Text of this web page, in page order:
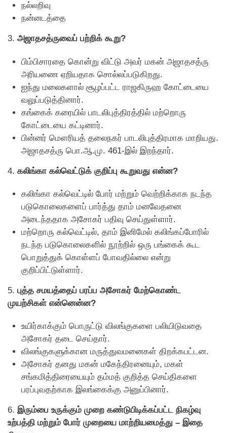
நல்லறிவு
நன்னடத்தை
3. அஜாதசத்ருவைப் பற்றிக் கூறு?
பிம்பிசாரதை கொன்று விட்டு அவர் மகன் அஜாதசத்ரு
அரியணை ஏறியதாக சொல்லப்படுகிறது.
ஐந்து மலைகளால் சூழப்பட்ட ராஜகிருஹ கோட்டையை
வலுப்படுத்தினார்.
கங்கைக் கரையில் பாடலிபுத்திரத்தில் மற்றொரு
கோட்டையை கட்டினார்.
பின்னர் மெளரியத் தலைநகர் பாடலிபுத்திரமாக மாறியது.
அஜாதசத்ரு பொ.ஆ.மு. 461-இல் இறந்தார்.
4. கலிங்கா கல்வெட்டுக் குறிப்பு கூறுவது என்ன?
கலிங்கா கல்வெட்டில் போர் மற்றும் வெற்றிக்காக நடந்த
படுகொலைகளைப் பார்த்து தாம் மனவேதனை
அடைந்ததாக அசோகர் பதிவு செய்துள்ளார்.
மற்றொரு கல்வெட்டில், தாம் இனிமேல் கலிங்கப்போரில்
நடந்த படுகொலைகளில் நூற்றில் ஒரு பங்கைக் கூட
பொறுத்துக் கொள்ளப் போவதில்லை என்று
குறிப்பிட்டுள்ளார்.
5. புத்த சமயத்தைப் பரப்ப அசோகர் மேற்கொண்ட
முயற்சிகள் என்னென்ன?
உயிர்காக்கும் பொருட்டு விலங்குகளை பலியிடுவதை
அசோகர் தடை செய்தார்.
விலங்குகளுக்கான மருத்துவமனைகள் திறக்கபட்டன.
அசோகர் தனது மகன் மகேந்திரனையும், மகள்
சங்கமித்திரையையும் தம்மத் குறித்த செய்திகளை
பரப்புவதற்காக இலங்கைக்கு அனுப்பினார்.
6. இரும்பை உருக்கும் முறை கண்டுபிடிக்கப்பட்ட நிகழ்வு
உற்பத்தி மற்றும் போர் முறையை மாற்றியமைத்து – இதை